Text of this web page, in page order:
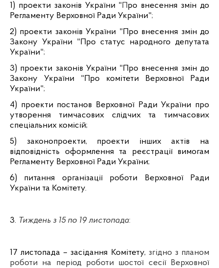
1) проекти законів України "Про внесення змін до
Регламенту Верховної Ради України";
2) проекти законів України " Про внесення змін до
Закону України " Про статус народного депутата
України";
3) проекти законів України " Про внесення змін до
Закону України " Про комітети Верховної Ради
України";
4) проекти постанов Верховної Ради України про
утворення тимчасових слідчих та тимчасових
спеціальних комісій;
5) законопроекти, проекти інших актів на
відповідність оформлення та реєстрації вимогам
Регламенту Верховної Ради України;
6) питання організації роботи Верховної Ради
України та Комітету.
3. Тиждень з 15 по 19 листопада:
17 листопада – засідання Комітету, згідно з планом
роботи на період роботи шостої сесії Верховної